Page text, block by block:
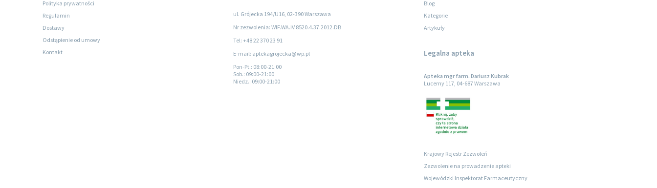
Polityka prywatności
Regulamin
Dostawy
Odstąpienie od umowy
Kontakt
ul. Grójecka 194/U16, 02-390 Warszawa
Nr zezwolenia: WIF.WA.IV.8520.4.37.2012.DB
Tel: +48 22 370 23 91
E-mail: aptekagrojecka@wp.pl
Pon-Pt.: 08:00-21:00
Sob.: 09:00-21:00
Niedz.: 09:00-21:00
Blog
Kategorie
Artykuły
Legalna apteka
Apteka mgr farm. Dariusz Kubrak
Lucerny 117, 04-687 Warszawa
Krajowy Rejestr Zezwoleń
Zezwolenie na prowadzenie apteki
Wojewódzki Inspektorat Farmaceutyczny